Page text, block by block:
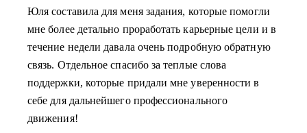
Юля составила для меня задания, которые помогли
мне более детально проработать карьерные цели и в
течение недели давала очень подробную обратную
связь. Отдельное спасибо за теплые слова
поддержки, которые придали мне уверенности в
себе для дальнейшего профессионального
движения!